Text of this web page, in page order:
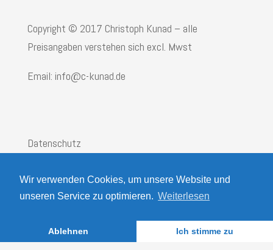
Wir verwenden Cookies, um unsere Website und
unseren Service zu optimieren. Weiterlesen
Ablehnen Ich stimme zu
Copyright © 2017 Christoph Kunad – alle
Preisangaben verstehen sich excl. Mwst
Email: info@c-kunad.de
Datenschutz
AGB